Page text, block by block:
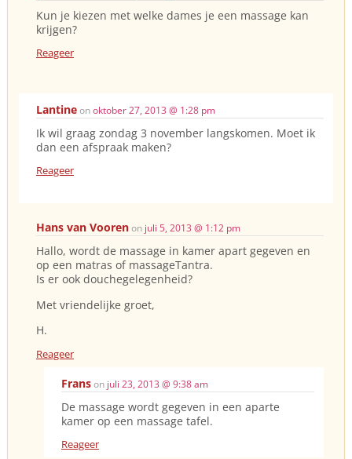
Kun je kiezen met welke dames je een massage kan
krijgen?
Reageer
Lantineonoktober 27, 2013 @ 1:28 pm
Ik wil graag zondag 3 november langskomen. Moet ik
dan een afspraak maken?
Reageer
Hans van Voorenon juli 5, 2013 @ 1:12 pm
Hallo, wordt de massage in kamer apart gegeven en
op een matras of massageTantra.
Is er ook douchegelegenheid?
Met vriendelijke groet,
H.
Reageer
Franson juli 23, 2013 @ 9:38 am
De massage wordt gegeven in een aparte
kamer op een massage tafel.
Reageer